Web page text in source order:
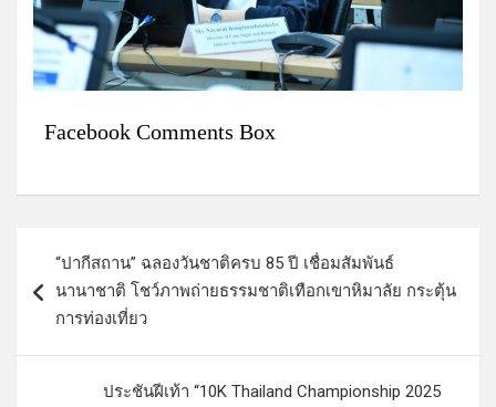
Facebook Comments Box
แ
“ปากีสถาน” ฉลองวันชาติครบ 85 ปี เชื่อมสัมพันธ์
นานาชาติ โชว์ภาพถ่ายธรรมชาติเทือกเขาหิมาลัย กระตุ้น
การท่องเที่ยว
ประชันฝีเท้า “10K Thailand Championship 2025